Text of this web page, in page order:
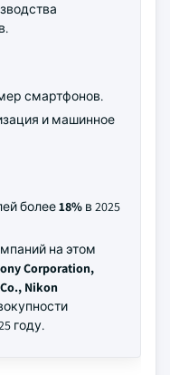
смартфонов.
и машинное
более18% в 2025
на этом
Corporation,
Nikon
году.